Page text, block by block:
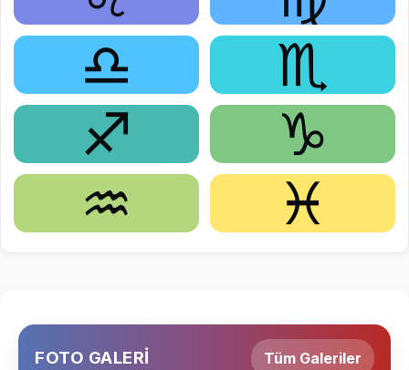
♎
♏
♐
♑
♒
♓
FOTO GALERİ Tüm Galeriler